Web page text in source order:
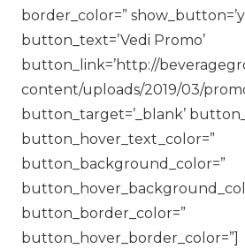
border_color=”
button_text=’Vedi Promo’
button_link=’http://
content/uploads/2019/03/
button_target=’_blank’
button_hover_text_color=”
button_background_color=”
button_border_color=”
button_hover_border_color=”]